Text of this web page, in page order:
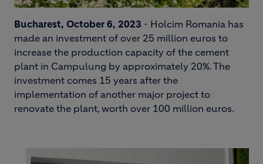
Bucharest, October 6, 2023 - Holcim Romania has
made an investment of over 25 million euros to
increase the production capacity of the cement
plant in Campulung by approximately 20%. The
investment comes 15 years after the
implementation of another major project to
renovate the plant, worth over 100 million euros.
Image